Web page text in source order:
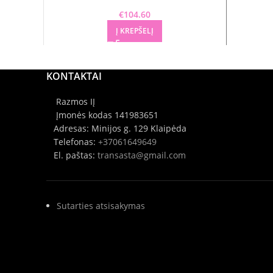
€104.60
Į KREPŠELĮ
KONTAKTAI
Razmos IĮ
Įmonės kodas 141983651
Adresas: Minijos g. 129 Klaipėda
Telefonas: +37061649649
El. paštas: transasta@gmail.com
Sutarties atsisakymas